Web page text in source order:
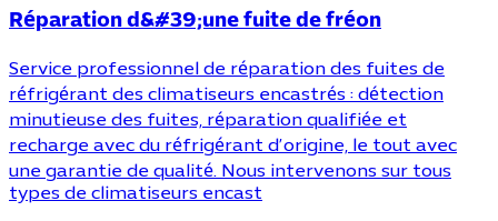
Réparation d&#39;une fuite de fréon
Service professionnel de réparation des fuites de
réfrigérant des climatiseurs encastrés : détection
minutieuse des fuites, réparation qualifiée et
recharge avec du réfrigérant d’origine, le tout avec
une garantie de qualité. Nous intervenons sur tous
types de climatiseurs encast